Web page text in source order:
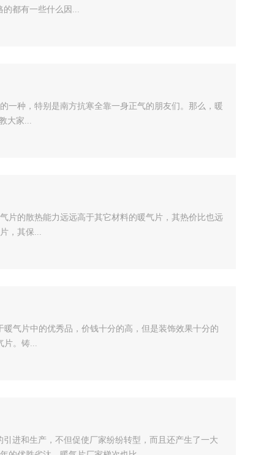
的都有一些什么因...
一种，特别是南方抗寒全靠一身正气的朋友们。那么，暖
大家...
的散热能力远远高于其它材料的暖气片，其热价比也远
，其保...
气片中的优秀品，价钱十分的高，但是装饰效果十分的
片。铸...
进和生产，不但促使厂家纷纷转型，而且还产生了一大